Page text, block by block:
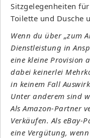
Sitzgelegenheiten
Toilette und Dusche
Wenn du über „zum
Dienstleistung in
eine kleine Provision
dabei keinerlei
in keinem Fall
Unter anderem sind
Als Amazon-Partner
Verkäufen. Als eBay-
eine Vergütung,